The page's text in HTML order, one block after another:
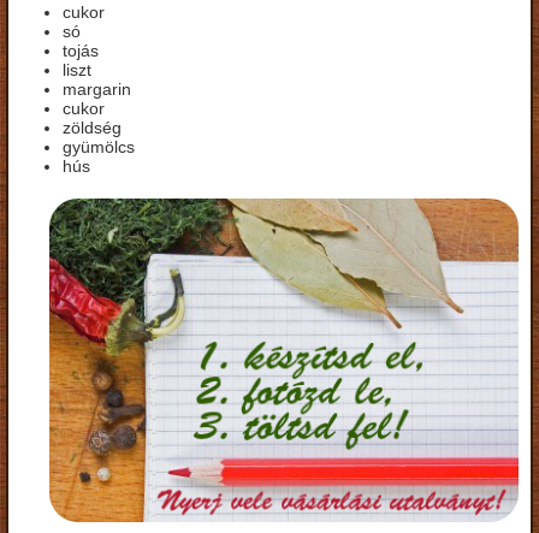
cukor
só
tojás
liszt
margarin
cukor
zöldség
gyümölcs
hús